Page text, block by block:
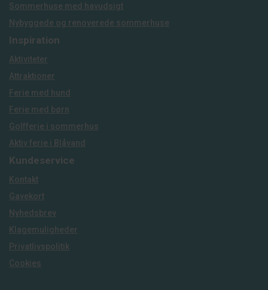
Sommerhuse med havudsigt
Nybyggede og renoverede sommerhuse
Inspiration
Aktiviteter
Attraktioner
Ferie med hund
Ferie med børn
Golfferie i sommerhus
Aktiv ferie i Blåvand
Kundeservice
Kontakt
Gavekort
Nyhedsbrev
Klagemuligheder
Privatlivspolitik
Cookies